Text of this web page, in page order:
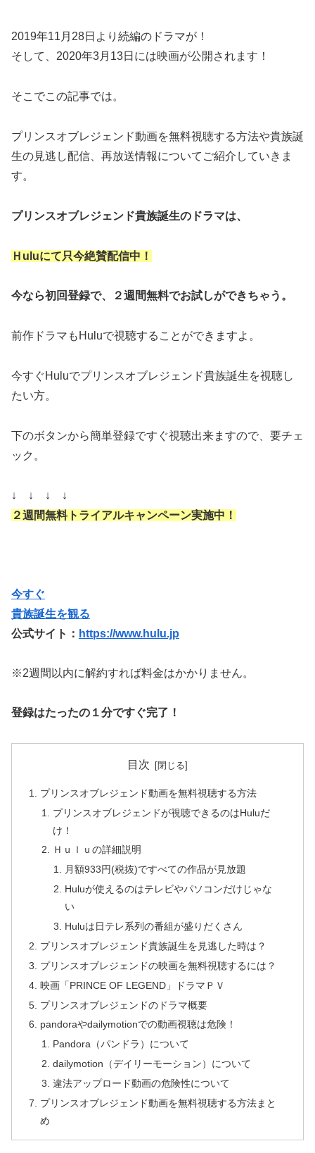
2019年11月28日より続編のドラマが！
そして、2020年3月13日には映画が公開されます！
そこでこの記事では。
プリンスオブレジェンド動画を無料視聴する方法や貴族誕
生の見逃し配信、再放送情報についてご紹介していきま
す。
プリンスオブレジェンド貴族誕生のドラマは、
Ｈuluにて只今絶賛配信中 ！
今なら初回登録で、 ２週間無料でお試しができちゃう。
前作ドラマもHuluで視聴することができますよ。
今すぐHuluでプリンスオブレジェンド貴族誕生を視聴し
たい方。
下のボタンから簡単登録ですぐ視聴出来ますので、要チェ
ック。
↓ ↓ ↓ ↓
２週間無料トライアルキャンペーン実施中！
今すぐ
貴族誕生を観る
公式サイト： https://www.hulu.jp
※2週間以内に解約すれば料金はかかりません。
登録はたったの１分ですぐ完了！
目次
プリンスオブレジェンド動画を無料視聴する方法
プリンスオブレジェンドが視聴できるのはHuluだ
け！
Ｈｕｌｕの詳細説明
月額933円(税抜)ですべての作品が見放題
Huluが使えるのはテレビやパソコンだけじゃな
い
Huluは日テレ系列の番組が盛りだくさん
プリンスオブレジェンド貴族誕生を見逃した時は？
プリンスオブレジェンドの映画を無料視聴するには？
映画「PRINCE OF LEGEND」ドラマＰＶ
プリンスオブレジェンドのドラマ概要
pandoraやdailymotionでの動画視聴は危険！
Pandora（パンドラ）について
dailymotion（デイリーモーション）について
違法アップロード動画の危険性について
プリンスオブレジェンド動画を無料視聴する方法まと
め